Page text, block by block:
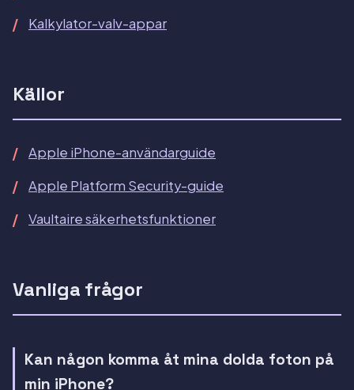
Kalkylator-valv-appar
Källor
Apple iPhone-användarguide
Apple Platform Security-guide
Vaultaire säkerhetsfunktioner
Vanliga frågor
Kan någon komma åt mina dolda foton på
min iPhone?